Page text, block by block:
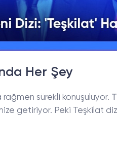
Her Şey
sürekli konuşuluyor.
getiriyor. Peki Teşkilat